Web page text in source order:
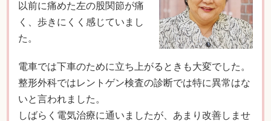
以前に痛めた左の股関節が痛
く、歩きにくく感じていまし
た。
電車では下車のために立ち上がるときも大変でした。
整形外科ではレントゲン検査の診断では特に異常はな
いと言われました。
しばらく電気治療に通いましたが、あまり改善しませ